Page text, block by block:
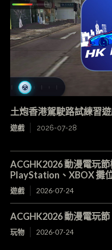
土炮香港駕駛路試練習
遊戲 2026-07-28
ACGHK2026 動漫電玩
PlayStation、XBOX 攤
遊戲 2026-07-24
ACGHK2026 動漫電玩
玩物 2026-07-24